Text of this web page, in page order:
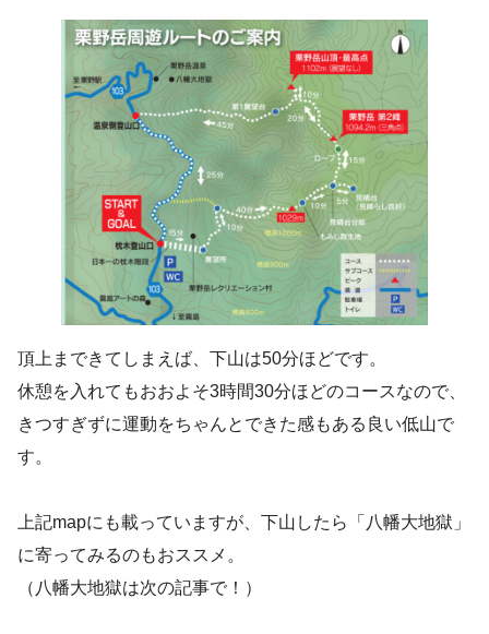
頂上まできてしまえば、下山は50分ほどです。
休憩を入れてもおおよそ3時間30分ほどのコースなので、
きつすぎずに運動をちゃんとできた感もある良い低山で
す。
上記mapにも載っていますが、下山したら「八幡大地獄」
に寄ってみるのもおススメ。
（八幡大地獄は次の記事で！）